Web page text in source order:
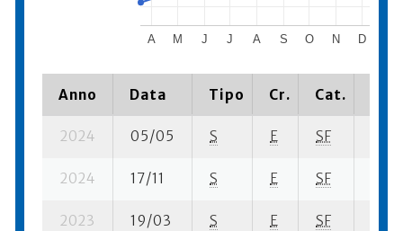
A M J J A S O N D
Anno Data Tipo Cr. Cat.
2024 05/05 S E SF
2024 17/11 S E SF
2023 19/03 S E SF